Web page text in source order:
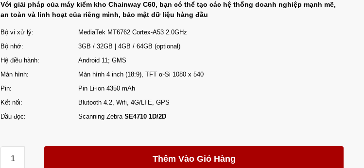
Với giải pháp của máy kiểm kho Chainway C60, bạn có thể tạo các hệ thống doanh nghiệp mạnh mẽ,
an toàn và linh hoạt của riêng mình, bảo mật dữ liệu hàng đầu
Bộ vi xử lý:
MediaTek MT6762 Cortex-A53 2.0GHz
Bộ nhớ:
3GB / 32GB | 4GB / 64GB (optional)
Hệ điều hành:
Android 11; GMS
Màn hình:
Màn hình 4 inch (18:9), TFT α-Si 1080 x 540
Pin:
Pin Li-ion 4350 mAh
Kết nối:
Blutooth 4.2, Wifi, 4G/LTE, GPS
Đầu đọc:
Scanning ZebraSE4710 1D/2D
Thêm Vào Giỏ Hàng